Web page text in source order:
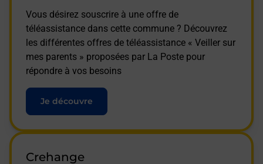
Vous désirez souscrire à une offre de
téléassistance dans cette commune ? Découvrez
les différentes offres de téléassistance « Veiller sur
mes parents » proposées par La Poste pour
répondre à vos besoins
Je découvre
Crehange